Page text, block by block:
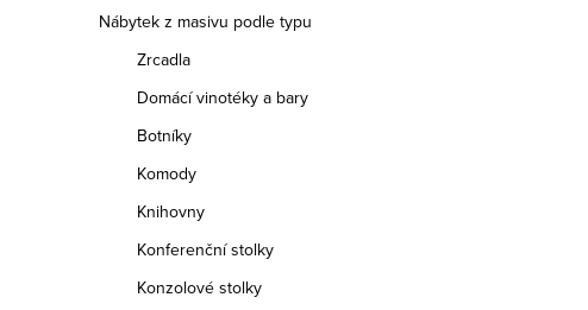
s
Nábytek z masivu podle typu
Zrcadla
Domácí vinotéky a bary
Botníky
Komody
Knihovny
Konferenční stolky
Konzolové stolky